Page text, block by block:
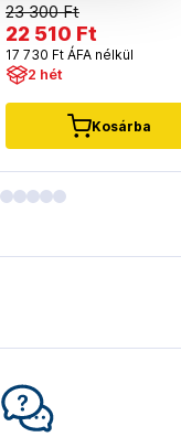
23 300 Ft
22 510 Ft
17 730 Ft ÁFA nélkül
2 hét
Kosárba